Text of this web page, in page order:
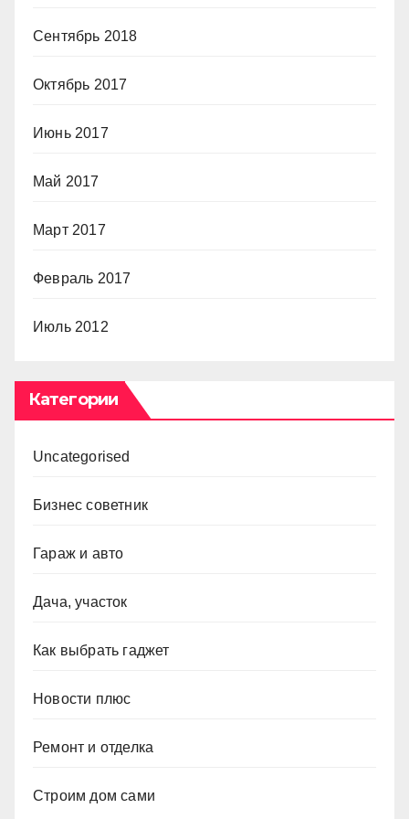
Сентябрь 2018
Октябрь 2017
Июнь 2017
Май 2017
Март 2017
Февраль 2017
Июль 2012
Категории
Uncategorised
Бизнес советник
Гараж и авто
Дача, участок
Как выбрать гаджет
Новости плюс
Ремонт и отделка
Строим дом сами